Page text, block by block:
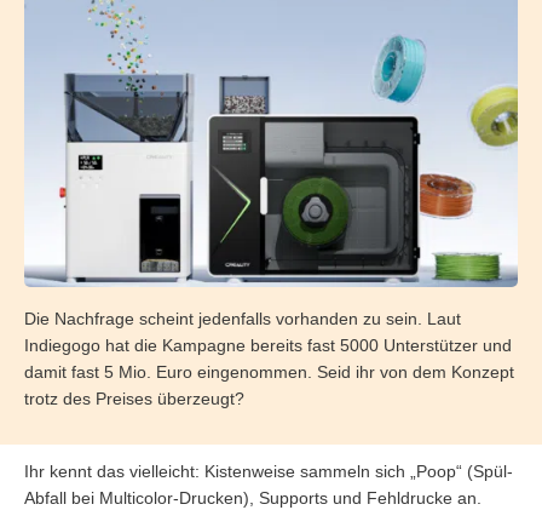
Die Nachfrage scheint jedenfalls vorhanden zu sein. Laut
Indiegogo hat die Kampagne bereits fast 5000 Unterstützer und
damit fast 5 Mio. Euro eingenommen. Seid ihr von dem Konzept
trotz des Preises überzeugt?
Ihr kennt das vielleicht: Kistenweise sammeln sich „Poop“ (Spül-
Abfall bei Multicolor-Drucken), Supports und Fehldrucke an.